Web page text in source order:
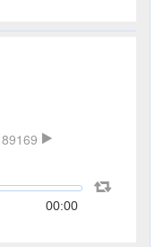
89169
00:00